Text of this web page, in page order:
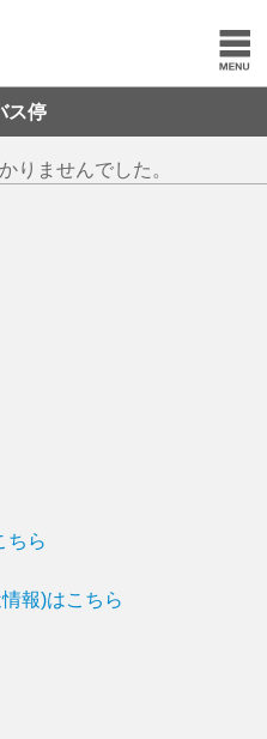
ス停
りませんでした。
ちら
報)はこちら